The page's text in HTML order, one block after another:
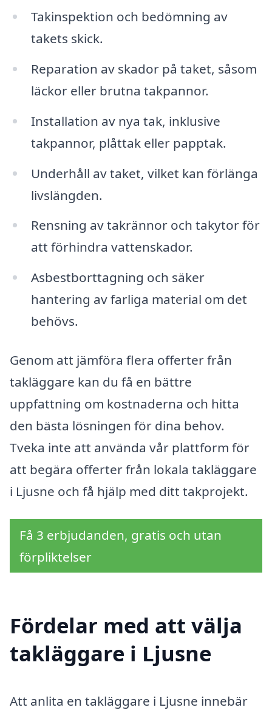
Takinspektion och bedömning av
takets skick.
Reparation av skador på taket, såsom
läckor eller brutna takpannor.
Installation av nya tak, inklusive
takpannor, plåttak eller papptak.
Underhåll av taket, vilket kan förlänga
livslängden.
Rensning av takrännor och takytor för
att förhindra vattenskador.
Asbestborttagning och säker
hantering av farliga material om det
behövs.
Genom att jämföra flera offerter från
takläggare kan du få en bättre
uppfattning om kostnaderna och hitta
den bästa lösningen för dina behov.
Tveka inte att använda vår plattform för
att begära offerter från lokala takläggare
i Ljusne och få hjälp med ditt takprojekt.
Få 3 erbjudanden, gratis och utan
förpliktelser
Fördelar med att välja
takläggare i Ljusne
Att anlita en takläggare i Ljusne innebär